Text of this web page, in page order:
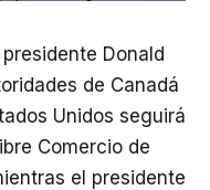
Donald
de Canadá
Unidos seguirá
Comercio de
el presidente